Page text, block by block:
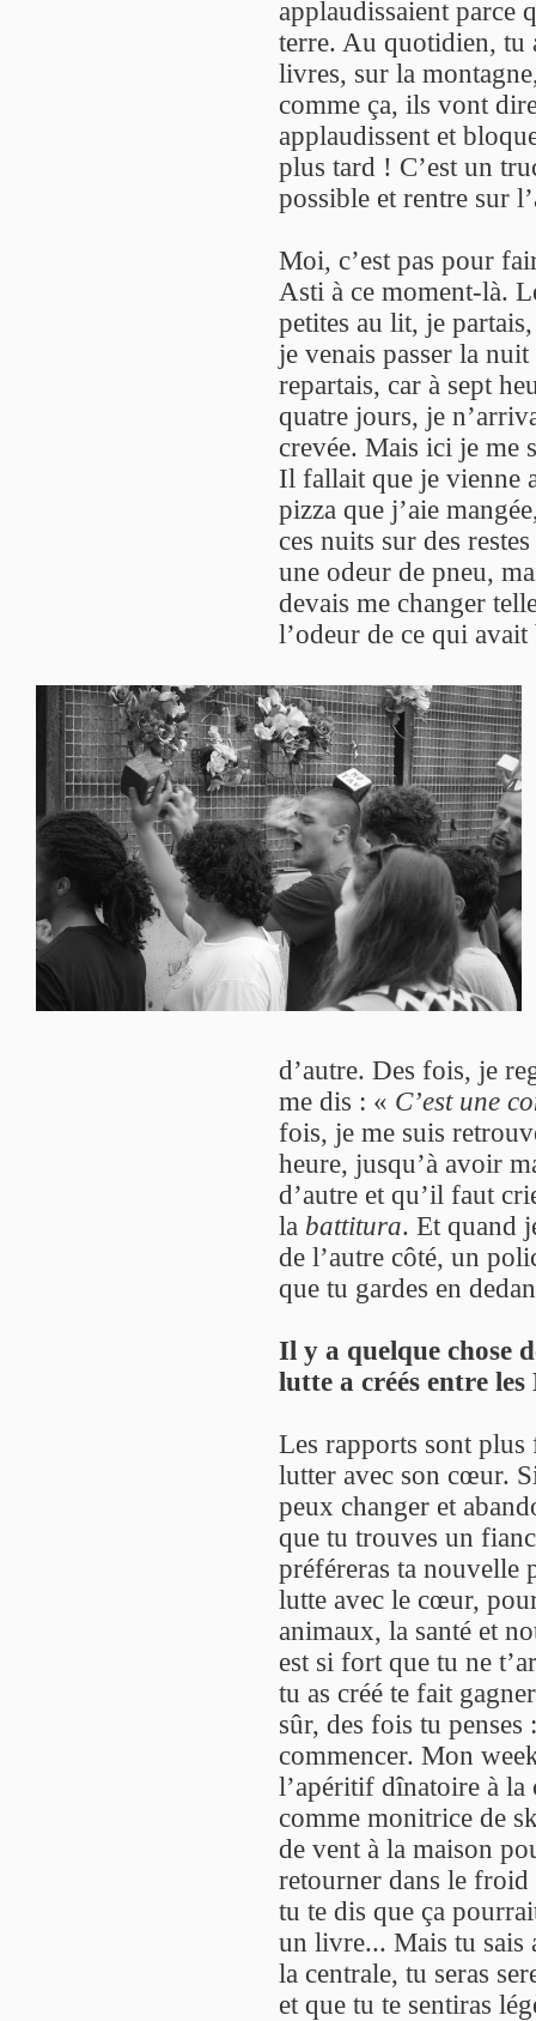
applaudissaient parce
terre. Au quotidien, tu
livres, sur la
comme ça, ils vont
applaudissent et
plus tard ! C’est un
possible et rentre sur
Moi, c’est pas pour
Asti à ce moment-là.
petites au lit, je
je venais passer la
repartais, car à sept
quatre jours, je
crevée. Mais ici je me
Il fallait que je vienne
pizza que j’aie
ces nuits sur des
une odeur de pneu,
devais me changer
l’odeur de ce qui
d’autre. Des fois, je
me dis : « C’est une
fois, je me suis
heure, jusqu’à avoir
d’autre et qu’il faut
la battitura. Et quand
de l’autre côté, un
que tu gardes en
Il y a quelque chose
lutte a créés entre
Les rapports sont plus
lutter avec son cœur.
peux changer et
que tu trouves un
préféreras ta nouvelle
lutte avec le cœur,
animaux, la santé et
est si fort que tu ne
tu as créé te fait
sûr, des fois tu
commencer. Mon
l’apéritif dînatoire à la
comme monitrice de
de vent à la maison
retourner dans le
tu te dis que ça
un livre... Mais tu sais
la centrale, tu seras
et que tu te sentiras